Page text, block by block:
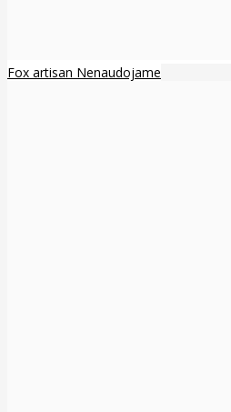
Fox artisan Nenaudojame